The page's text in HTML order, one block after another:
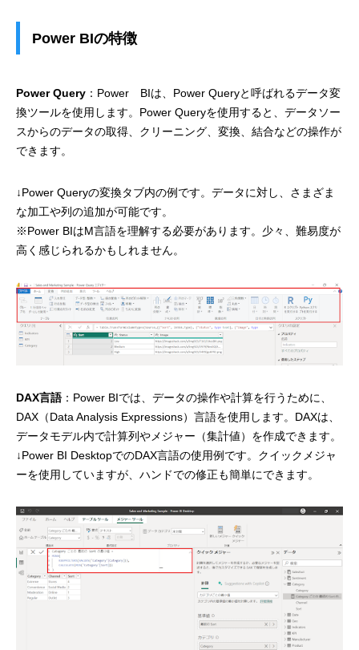
Power BIの特徴
Power Query ：Power BIは、Power Queryと呼ばれるデータ変
換ツールを使用します。Power Queryを使用すると、データソー
スからのデータの取得、クリーニング、変換、結合などの操作が
できます。
↓Power Queryの変換タブ内の例です。データに対し、さまざま
な加工や列の追加が可能です。
※Power BIはM言語を理解する必要があります。少々、難易度が
高く感じられるかもしれません。
DAX言語 ：Power BIでは、データの操作や計算を行うために、
DAX（Data Analysis Expressions）言語を使用します。DAXは、
データモデル内で計算列やメジャー（集計値）を作成できます。
↓Power BI DesktopでのDAX言語の使用例です。クイックメジャ
ーを使用していますが、ハンドでの修正も簡単にできます。